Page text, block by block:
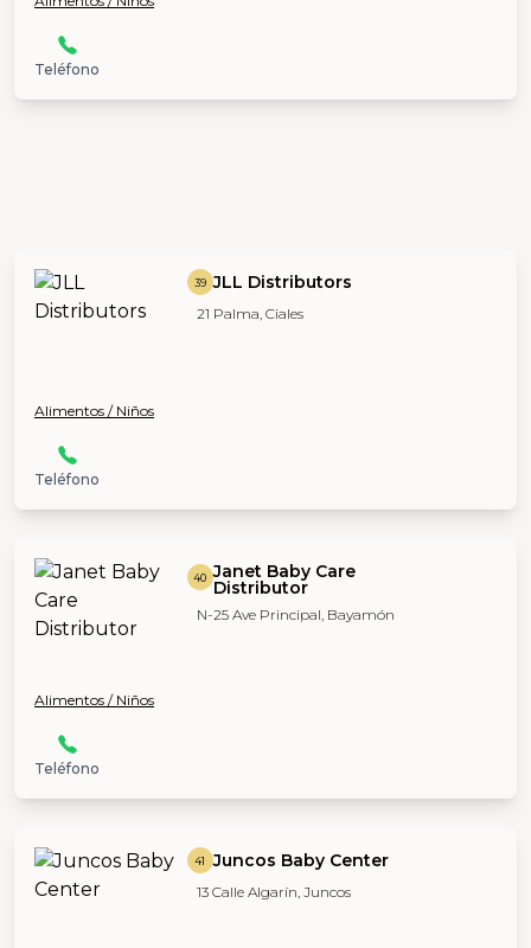
Teléfono
39 JLL Distributors
21 Palma, Ciales
Alimentos / Niños
Teléfono
40 Janet Baby Care
Distributor
N-25 Ave Principal, Bayamón
Alimentos / Niños
Teléfono
41 Juncos Baby Center
13 Calle Algarín, Juncos